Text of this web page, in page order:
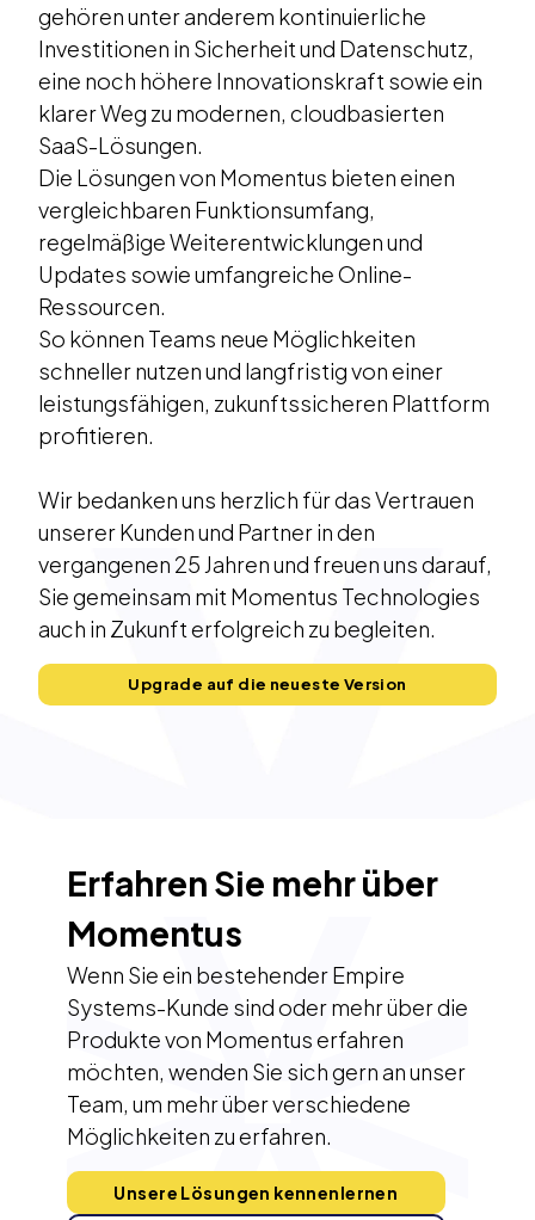
gehören unter anderem kontinuierliche
Investitionen in Sicherheit und Datenschutz,
eine noch höhere Innovationskraft sowie ein
klarer Weg zu modernen, cloudbasierten
SaaS-Lösungen.
Die Lösungen von Momentus bieten einen
vergleichbaren Funktionsumfang,
regelmäßige Weiterentwicklungen und
Updates sowie umfangreiche Online-
Ressourcen.
So können Teams neue Möglichkeiten
schneller nutzen und langfristig von einer
leistungsfähigen, zukunftssicheren Plattform
profitieren.
Wir bedanken uns herzlich für das Vertrauen
unserer Kunden und Partner in den
vergangenen 25 Jahren und freuen uns darauf,
Sie gemeinsam mit Momentus Technologies
auch in Zukunft erfolgreich zu begleiten.
Upgrade auf die neueste Version
Erfahren Sie mehr über
Momentus
Wenn Sie ein bestehender Empire
Systems-Kunde sind oder mehr über die
Produkte von Momentus erfahren
möchten, wenden Sie sich gern an unser
Team, um mehr über verschiedene
Möglichkeiten zu erfahren.
Unsere Lösungen kennenlernen